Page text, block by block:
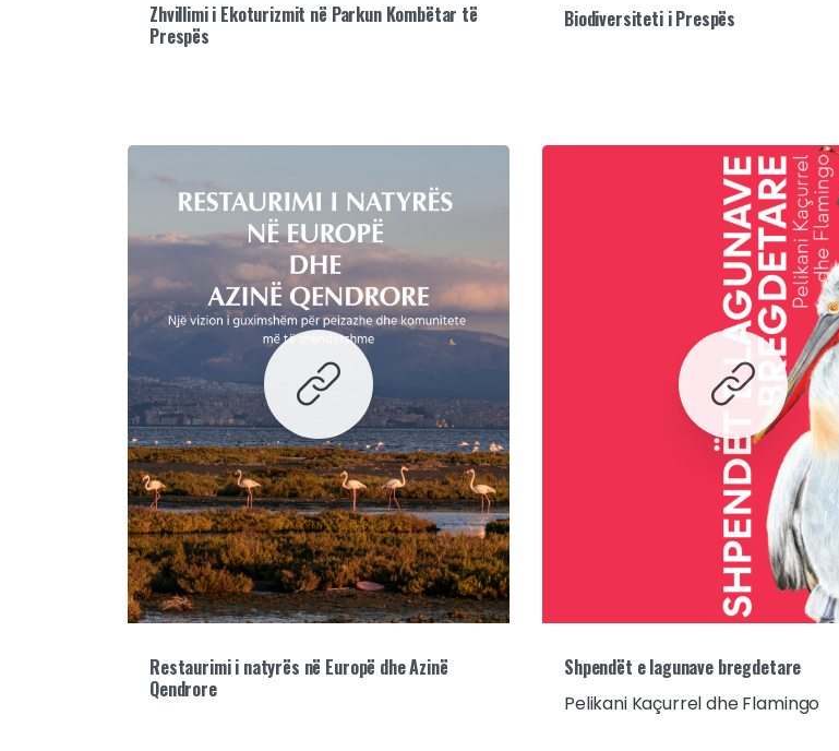
Zhvillimi i Ekoturizmit në Parkun Kombëtar të
Prespës
Biodiversiteti i Prespës
Restaurimi i natyrës në Europë dhe Azinë
Qendrore
Shpendët e lagunave bregdetare
Pelikani Kaçurrel dhe Flamingo